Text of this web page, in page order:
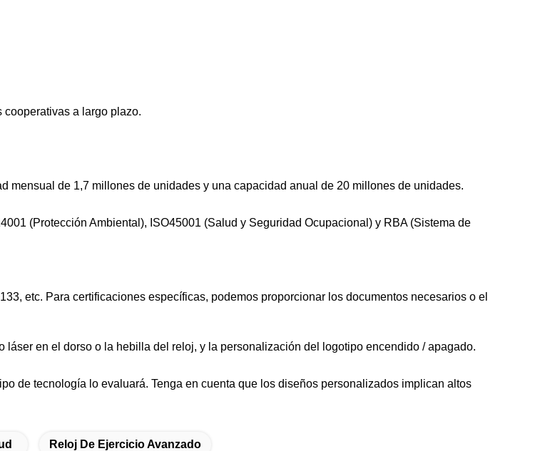
cooperativas a largo plazo.
de 1,7 millones de unidades y una capacidad anual de 20 millones de unidades.
(Protección Ambiental), ISO45001 (Salud y Seguridad Ocupacional) y RBA (Sistema de
etc. Para certificaciones específicas, podemos proporcionar los documentos necesarios o el
en el dorso o la hebilla del reloj, y la personalización del logotipo encendido / apagado.
de tecnología lo evaluará. Tenga en cuenta que los diseños personalizados implican altos
Reloj De Ejercicio Avanzado